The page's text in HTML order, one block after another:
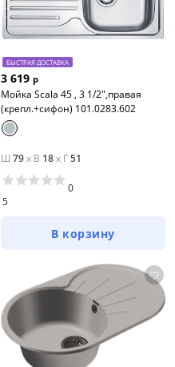
БЫСТРАЯ ДОСТАВКА
3 619 р
Мойка Scala 45 , 3 1/2",правая
(крепл.+сифон) 101.0283.602
Ш 79x В 18x Г51
5
0
В корзину